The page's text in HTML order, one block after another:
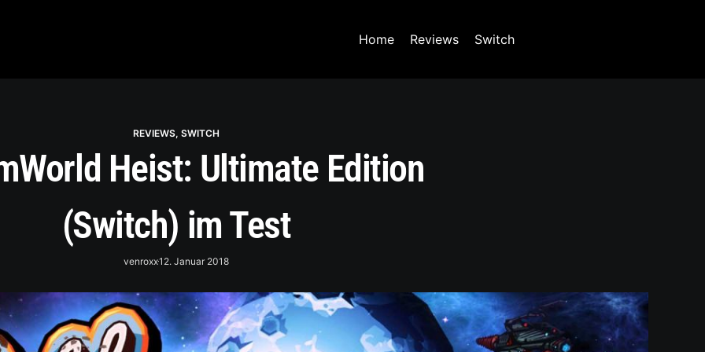
Home Reviews Switch
REVIEWS, SWITCH
Heist: Ultimate Edition
(Switch) im Test
venroxx12. Januar 2018